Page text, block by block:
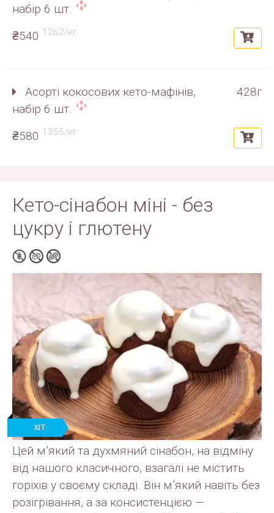
набір 6 шт.
₴540 1262/кг
Асорті кокосових кето-мафінів,
набір 6 шт.
428г
₴580 1355/кг
Кето-сінабон міні - без
цукру і глютену
ХІТ
ПРОДАЖУ
Цей м’який та духмяний сінабон, на відміну
від нашого класичного, взагалі не містить
горіхів у своєму складі. Він м’який навіть без
розігрівання, а за консистенцією —